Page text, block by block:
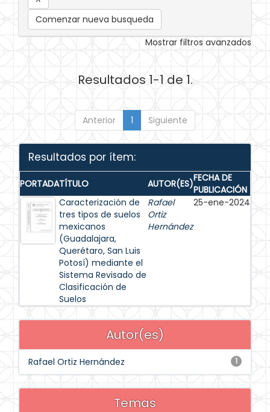
Comenzar nueva busqueda
Mostrar filtros avanzados
Resultados 1-1 de 1.
Anterior 1 Siguiente
Resultados por ítem:
PORTADATÍTULO AUTOR(ES)FECHA DE
PUBLICACIÓN
Caracterización de
tres tipos de suelos
mexicanos
(Guadalajara,
Querétaro, San Luis
Potosí) mediante el
Sistema Revisado de
Clasificación de
Suelos
Rafael
Ortiz
Hernández
25-ene-2024
Autor(es)
1
Rafael Ortiz Hernández
Temas